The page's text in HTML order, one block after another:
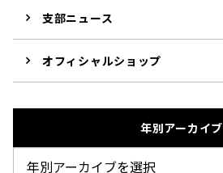
支部ニュース
オフィシャルショップ
年別アーカイブ